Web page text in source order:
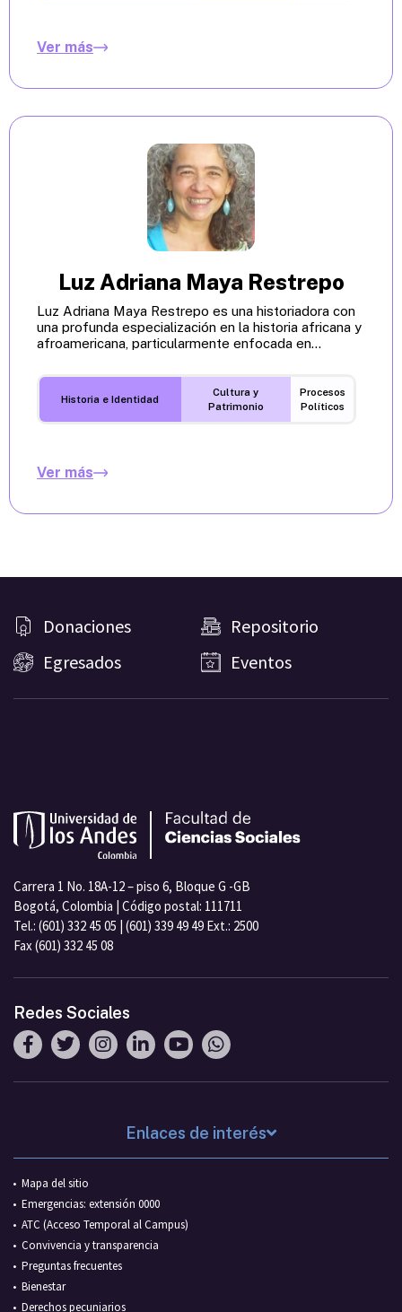
Ver más
Luz Adriana Maya Restrepo
Luz Adriana Maya Restrepo es una historiadora con
una profunda especialización en la historia africana y
afroamericana, particularmente enfocada en...
Historia e Identidad
Cultura y
Patrimonio
Procesos
Políticos
Ver más
Donaciones
Repositorio
Egresados
Eventos
Carrera 1 No. 18A-12 – piso 6, Bloque G -GB
Bogotá, Colombia | Código postal: 111711
Tel.: (601) 332 45 05 | (601) 339 49 49 Ext.: 2500
Fax (601) 332 45 08
Redes Sociales
Enlaces de interés
Mapa del sitio
Emergencias: extensión 0000
ATC (Acceso Temporal al Campus)
Convivencia y transparencia
Preguntas frecuentes
Bienestar
Derechos pecuniarios